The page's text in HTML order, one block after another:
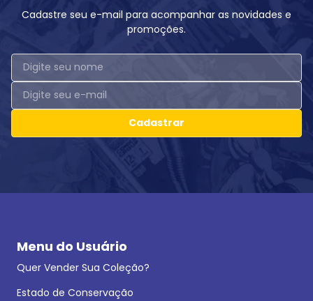
Cadastre seu e-mail para acompanhar as novidades e
promoções.
Cadastrar
Menu do Usuário
Quer Vender Sua Coleção?
Estado de Conservação